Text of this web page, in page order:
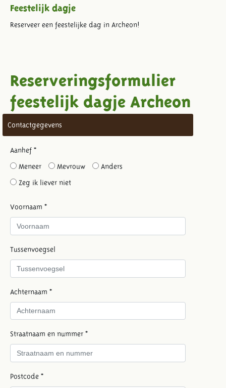
Feestelijk dagje
Reserveer een feestelijke dag in Archeon!
Reserveringsformulier
feestelijk dagje Archeon
Contactgegevens
Aanhef *
Meneer
Mevrouw
Anders
Zeg ik liever niet
Voornaam *
Tussenvoegsel
Achternaam *
Straatnaam en nummer *
Postcode *